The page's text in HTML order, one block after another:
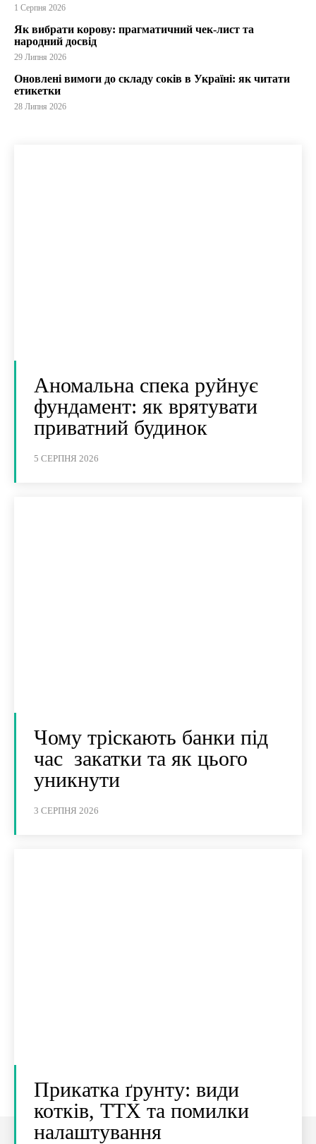
1 Серпня 2026
Як вибрати корову: прагматичний чек-лист та
народний досвід
29 Липня 2026
Оновлені вимоги до складу соків в Україні: як читати
етикетки
28 Липня 2026
Аномальна спека руйнує
фундамент: як врятувати
приватний будинок
5 СЕРПНЯ 2026
Чому тріскають банки під
час закатки та як цього
уникнути
3 СЕРПНЯ 2026
Прикатка ґрунту: види
котків, ТТХ та помилки
налаштування